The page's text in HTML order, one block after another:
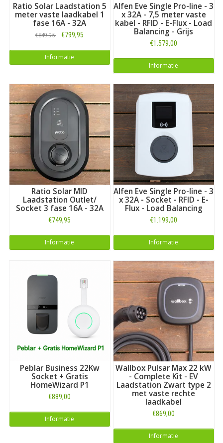
Ratio Solar Laadstation 5
meter vaste laadkabel 1
fase 16A - 32A
€849,95 €799,95
Informatie
Alfen Eve Single Pro-line - 3
x 32A - 7,5 meter vaste
kabel - RFID - E-Flux - Load
Balancing - Grijs
€1.579,00
Informatie
Ratio Solar MID
Laadstation Outlet/
Socket 3 fase 16A - 32A
€749,95
Informatie
Alfen Eve Single Pro-line - 3
x 32A - Socket - RFID - E-
Flux - Load Balancing
€1.199,00
Informatie
Peblar Business 22Kw
Socket + Gratis
HomeWizard P1
€889,00
Informatie
Wallbox Pulsar Max 22 kW
- Complete Kit - EV
Laadstation Zwart type 2
met vaste rechte
laadkabel
€869,00
Informatie